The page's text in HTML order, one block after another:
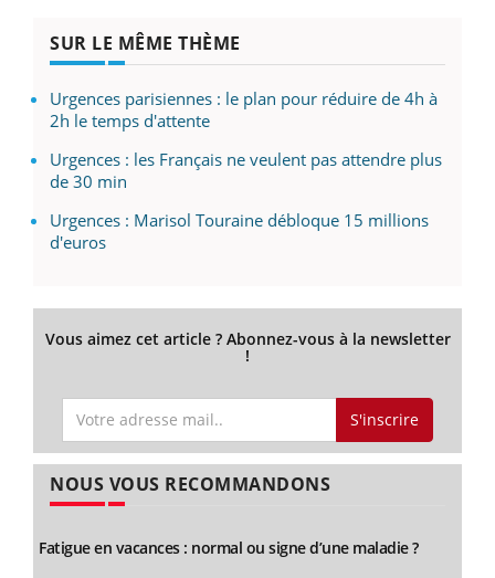
SUR LE MÊME THÈME
Urgences parisiennes : le plan pour réduire de 4h à
2h le temps d'attente
Urgences : les Français ne veulent pas attendre plus
de 30 min
Urgences : Marisol Touraine débloque 15 millions
d'euros
Vous aimez cet article ? Abonnez-vous à la newsletter
!
S'inscrire
NOUS VOUS RECOMMANDONS
Fatigue en vacances : normal ou signe d’une maladie ?